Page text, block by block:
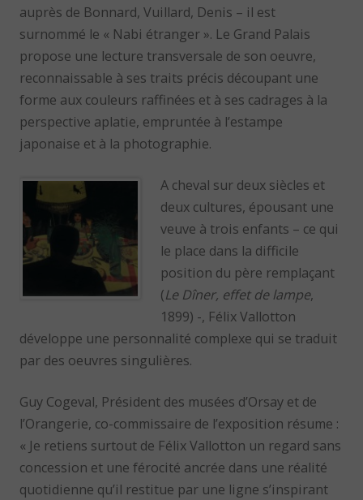
auprès de Bonnard, Vuillard, Denis – il est
surnommé le « Nabi étranger ». Le Grand Palais
propose une lecture transversale de son oeuvre,
reconnaissable à ses traits précis découpant une
forme aux couleurs raffinées et à ses cadrages à la
perspective aplatie, empruntée à l’estampe
japonaise et à la photographie.
A cheval sur deux siècles et
deux cultures, épousant une
veuve à trois enfants – ce qui
le place dans la difficile
position du père remplaçant
(Le Dîner, effet de lampe,
1899) -, Félix Vallotton
développe une personnalité complexe qui se traduit
par des oeuvres singulières.
Guy Cogeval, Président des musées d’Orsay et de
l’Orangerie, co-commissaire de l’exposition résume :
« Je retiens surtout de Félix Vallotton un regard sans
concession et une férocité ancrée dans une réalité
quotidienne qu’il restitue par une ligne s’inspirant